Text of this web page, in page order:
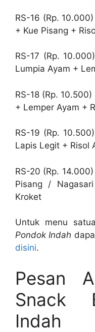
RS-16 (Rp.
+ Kue Pisang +
RS-17 (Rp.
Lumpia Ayam +
RS-18 (Rp.
+ Lemper Ayam +
RS-19 (Rp.
Lapis Legit + Risol
RS-20 (Rp.
Pisang /
Kroket
Untuk menu
Pondok Indah
disini.
Pesan
Snack
Indah